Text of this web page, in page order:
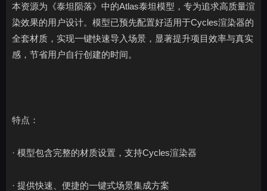
本资源为《泰坦陨落》中的Atlas泰坦模型，专为追求高质量渲
染效果的用户设计。模型已预先配置好适用于Cycles渲染器的
全套材质，实现一键快速导入场景，显著提升项目效率与真实
感，节省用户自行创建的时间。
特点：
· 模型包含完整的材质设置，支持Cycles渲染器
· 提供快速、便捷的一键式场景集成方案